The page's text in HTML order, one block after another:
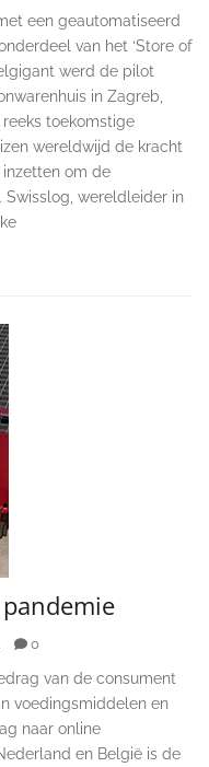
een geautomatiseerd
van het ‘Store of
werd de pilot
in Zagreb,
toekomstige
wereldwijd de kracht
om de
Swisslog, wereldleider in
0
van de consument
voedingsmiddelen en
naar online
en België is de